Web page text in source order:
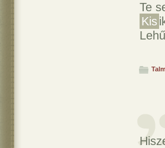
Te
Kis